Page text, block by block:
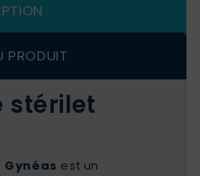
PRODUIT
stérilet
est un